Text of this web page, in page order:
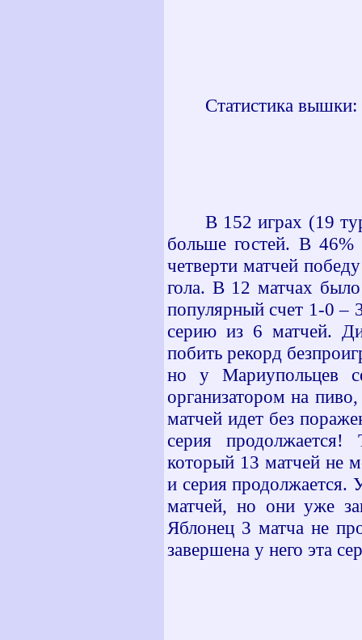
Статистика вышки:
В 152 играх (19
больше гостей. В
четверти матчей
гола. В 12 матчах
популярный счет 1-0 –
серию из 6 матчей.
побить рекорд
но у Мариупольцев
организатором на
матчей идет без
серия
который 13 матчей не
и серия продолжается.
матчей, но они уже
Яблонец 3 матча не
завершена у него эта